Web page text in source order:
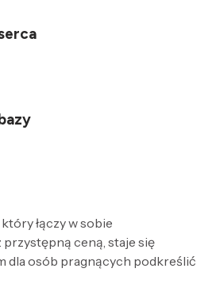
łączy w sobie
ceną, staje się
dla osób pragnących podkreślić